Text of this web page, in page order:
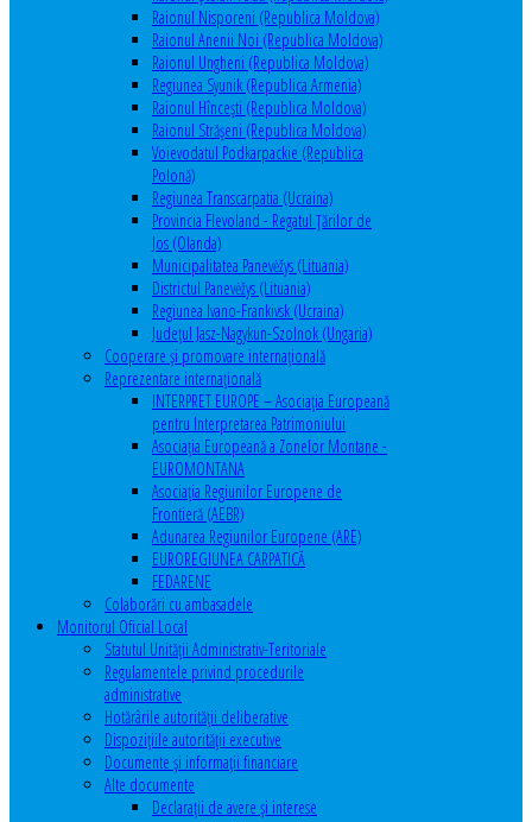
Raionul Nisporeni (Republica Moldova)
Raionul Anenii Noi (Republica Moldova)
Raionul Ungheni (Republica Moldova)
Regiunea Syunik (Republica Armenia)
Raionul Hîncești (Republica Moldova)
Raionul Străşeni (Republica Moldova)
Voievodatul Podkarpackie (Republica
Polonă)
Regiunea Transcarpatia (Ucraina)
Provincia Flevoland - Regatul Ţărilor de
Jos (Olanda)
Municipalitatea Panevėžys (Lituania)
Districtul Panevėžys (Lituania)
Regiunea Ivano-Frankivsk (Ucraina)
Judeţul Jasz-Nagykun-Szolnok (Ungaria)
Cooperare şi promovare internaţională
Reprezentare internaţională
INTERPRET EUROPE – Asociația Europeană
pentru Interpretarea Patrimoniului
Asociația Europeană a Zonelor Montane -
EUROMONTANA
Asociația Regiunilor Europene de
Frontieră (AEBR)
Adunarea Regiunilor Europene (ARE)
EUROREGIUNEA CARPATICĂ
FEDARENE
Colaborări cu ambasadele
Monitorul Oficial Local
Statutul Unităţii Administrativ-Teritoriale
Regulamentele privind procedurile
administrative
Hotărârile autorităţii deliberative
Dispoziţiile autorităţii executive
Documente şi informaţii financiare
Alte documente
Declaraţii de avere şi interese